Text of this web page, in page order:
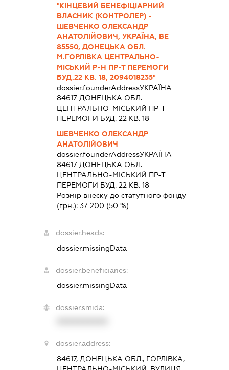
"КІНЦЕВИЙ БЕНЕФІЦІАРНИЙ
ВЛАСНИК (КОНТРОЛЕР) -
ШЕВЧЕНКО ОЛЕКСАНДР
АНАТОЛІЙОВИЧ, УКРАЇНА, ВЕ
85550, ДОНЕЦЬКА ОБЛ.
М.ГОРЛІВКА ЦЕНТРАЛЬНО-
МІСЬКИЙ Р-Н ПР-Т ПЕРЕМОГИ
БУД.22 КВ. 18, 2094018235"
dossier.founderAddressУКРАЇНА
84617 ДОНЕЦЬКА ОБЛ.
ЦЕНТРАЛЬНО-МІСЬКИЙ ПР-Т
ПЕРЕМОГИ БУД. 22 КВ. 18
ШЕВЧЕНКО ОЛЕКСАНДР
АНАТОЛІЙОВИЧ
dossier.founderAddressУКРАЇНА
84617 ДОНЕЦЬКА ОБЛ.
ЦЕНТРАЛЬНО-МІСЬКИЙ ПР-Т
ПЕРЕМОГИ БУД. 22 КВ. 18
Розмір внеску до статутного фонду
(грн.): 37 200 (50 %)
dossier.heads:
dossier.missingData
dossier.beneficiaries:
dossier.missingData
dossier.smida:
dossier.address:
84617, ДОНЕЦЬКА ОБЛ., ГОРЛІВКА,